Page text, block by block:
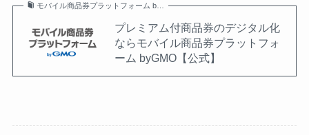
モバイル商品券プラットフォーム b…
プレミアム付商品券のデジタル化
ならモバイル商品券プラットフォ
ーム byGMO【公式】